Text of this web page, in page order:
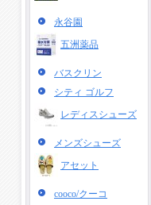
永谷園
五洲薬品
バスクリン
シティ ゴルフ
レディスシューズ
メンズシューズ
アセット
cooco/クーコ